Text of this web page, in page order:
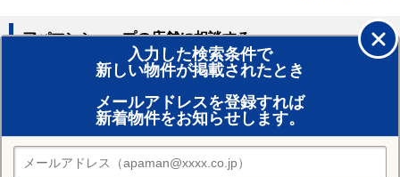
入力した検索条件で
新しい物件が掲載されたとき
メールアドレスを登録すれば
新着物件をお知らせします。
アパマンショップの店舗に相談する
賃貸のプロがお部屋探し！
おまかせ物件リクエスト
住みたい街の店舗を探す
店舗検索